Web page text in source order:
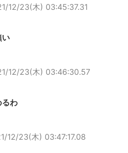
12/23(木) 03:45:37.31
い
12/23(木) 03:46:30.57
るわ
12/23(木) 03:47:17.08